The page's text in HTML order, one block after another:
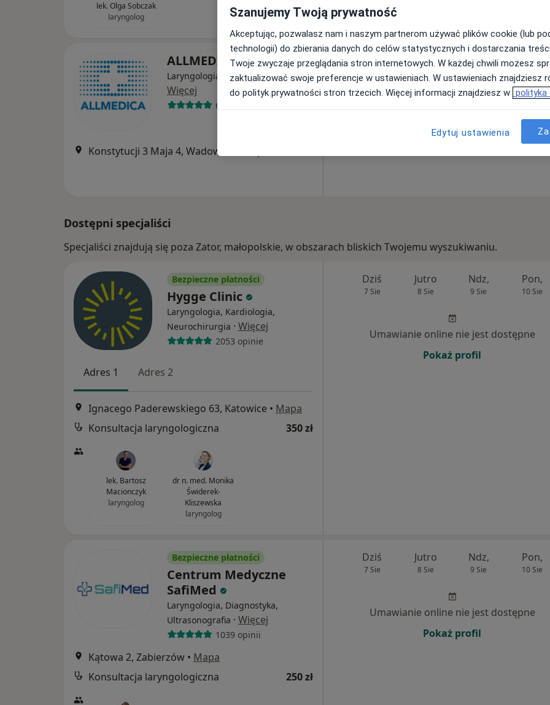
lek. Olga Sobczak
laryngolog
ALLMEDICA
Laryngologia, Pediatria, Interna·
Więcej
630 opinii
Konstytucji 3 Maja 4, Wadowice
Dziś Jutro
8 Sie
Ndz,
9 Sie
Pon,
10 Sie
Pokaż profil
Dostępni specjaliści
Specjaliści znajdują się poza Zator, małopolskie, w obszarach bliskich Twojemu wyszukiwaniu.
Bezpieczne płatności
Hygge Clinic
Laryngologia, Kardiologia,
Neurochirurgia · Więcej
2053 opinie
Adres 1 Adres 2
Ignacego Paderewskiego 63, Katowice • Mapa
Konsultacja laryngologiczna
350 zł
lek. Bartosz
Macionczyk
laryngolog
dr n. med. Monika
Świderek-
Kliszewska
laryngolog
Dziś
7 Sie
Jutro
8 Sie
Ndz,
9 Sie
Pon,
10 Sie
Umawianie online nie jest dostępne
Pokaż profil
Bezpieczne płatności
Centrum Medyczne
SafiMed
Laryngologia, Diagnostyka,
Ultrasonografia · Więcej
1039 opinii
Kątowa 2, Zabierzów • Mapa
Konsultacja laryngologiczna
250 zł
Dziś
7 Sie
Jutro
8 Sie
Ndz,
9 Sie
Pon,
10 Sie
Umawianie online nie jest dostępne
Pokaż profil
Szanujemy Twoją prywatność
Akceptując, pozwalasz nam i naszym partnerom używać plików cookie (lub
technologii) do zbierania danych do celów statystycznych i dostarczania
Twoje zwyczaje przeglądania stron internetowych. W każdej chwili możesz
zaktualizować swoje preferencje w ustawieniach. W ustawieniach znajdziesz
do polityk prywatności stron trzecich. Więcej informacji znajdziesz w polityka
Edytuj ustawienia